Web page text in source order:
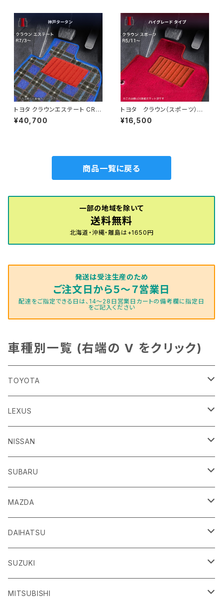
トヨタ クラウンエステート CRO
WN_ESTATE R7/3〜 AZSH3
8W・AZSH39W フロアマット
¥40,700
トヨタ クラウン（スポーツ） R
5/11〜 AZSH36・AZSH37
フロアマット一式 カーマット
¥16,500
商品一覧に戻る
一部の地域を除いて
送料無料
北海道・沖縄・離島は+1650円
発送は受注生産のため
ご注文日から５～７営業日
配達をご指定できる日は、14～28日営業日カートの備考欄に指定日
をご記入ください
車種別一覧 (右端の V をクリック)
TOYOTA
86
H24/4～R3/8 ZN6
GR86
R3/10～ ZN8
ｂＢ
H17/12～H28/8 20系
ｂZ４X
R4/5~ XEAM10/11/15・YEAM15
Ｃ-ＨＲ
H28/12~ 10/50系
ＦＪクルーザー
H22/12～H30/1 GSJ15W
ＩＱ（アイキュー）
LEXUS
ＣＴ
H23/1～R4/11
ＥＳ
H30/10～
ＧＳ
H24/1～R2/7
ＨＳ
H21/7～H30/3
ＩＳ
H25/5～
ＬＢＸ
NISSAN
ＡＤ
H18/12～ Y12
ＧＴ－Ｒ
H19/12～ R35
ＮＴ１００クリッパートラック
H25/12～ DR16T
ＮV１００クリッパーバン/リオ
H25/12～H27/3 DR64
アリア
SUBARU
ＢＲＺ
H24/3～R3/8 ZC6
R3/8～ ZD8
ＷＲＸ Ｓ４/ＳＴＩ
H26/8～R3/3 VA系
ＸＶ/ＸＶハイブリット
H25/6～H29/4 GPE
インプレッサ /G4/スポーツ
MAZDA
ＣＸ－３
H27/2～ DK系
ＣＸ－５
H24/2～H29/2 KE系
ＣＸ－８
DAIHATSU
アトレー
H17/5～ S300/S700系
アルティス
SUZUKI
eビターラ
MITSUBISHI